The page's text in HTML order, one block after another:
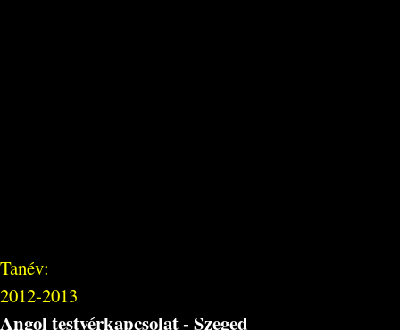
Tanév:
2012-2013
Angol testvérkapcsolat - Szeged